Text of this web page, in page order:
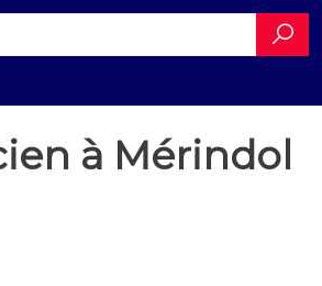
à Mérindol